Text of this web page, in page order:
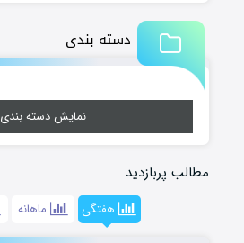
دسته بندی
نمایش دسته بندی
مطالب پربازدید
هفتگی ماهانه